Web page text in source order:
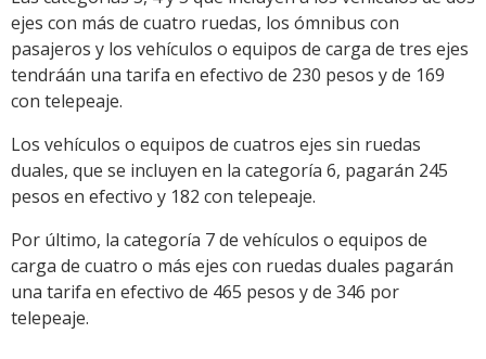
ejes con más de cuatro ruedas, los ómnibus con
pasajeros y los vehículos o equipos de carga de tres ejes
tendráán una tarifa en efectivo de 230 pesos y de 169
con telepeaje.
Los vehículos o equipos de cuatros ejes sin ruedas
duales, que se incluyen en la categoría 6, pagarán 245
pesos en efectivo y 182 con telepeaje.
Por último, la categoría 7 de vehículos o equipos de
carga de cuatro o más ejes con ruedas duales pagarán
una tarifa en efectivo de 465 pesos y de 346 por
telepeaje.